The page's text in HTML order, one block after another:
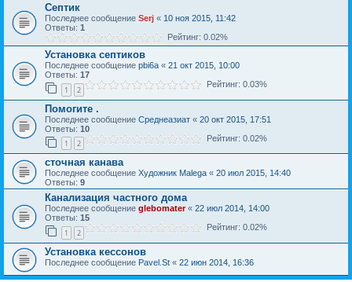
Септик
Последнее сообщение Serj « 10 ноя 2015, 11:42
Ответы: 1
Рейтинг: 0.02%
Установка септиков
Последнее сообщение pbi6a « 21 окт 2015, 10:00
Ответы: 17
1 2
Рейтинг: 0.03%
Помогите .
Последнее сообщение Среднеазиат « 20 окт 2015, 17:51
Ответы: 10
1 2
Рейтинг: 0.02%
сточная канава
Последнее сообщение Художник Malega « 20 июл 2015, 14:40
Ответы: 9
Канализация частного дома
Последнее сообщение glebomater« 22 июл 2014, 14:00
Ответы: 15
1 2
Рейтинг: 0.02%
Установка кессонов
Последнее сообщение Pavel.St « 22 июн 2014, 16:36